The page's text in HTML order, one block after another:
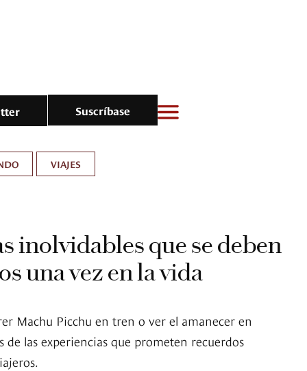
Suscríbase
VIAJES
inolvidables que se deben
una vez en la vida
Machu Picchu en tren o ver el amanecer en
de las experiencias que prometen recuerdos